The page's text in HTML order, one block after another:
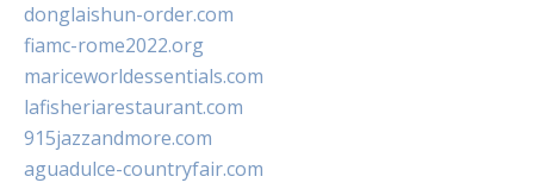
donglaishun-order.com
fiamc-rome2022.org
mariceworldessentials.com
lafisheriarestaurant.com
915jazzandmore.com
aguadulce-countryfair.com